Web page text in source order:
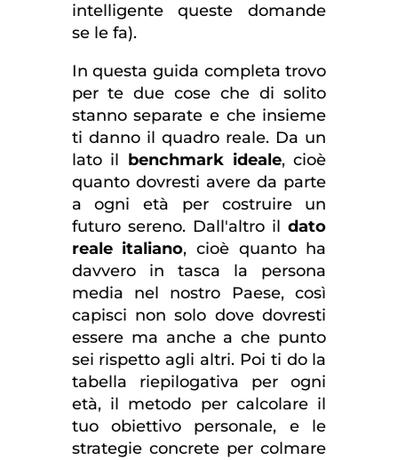
intelligente queste domande
se le fa).
In questa guida completa trovo
per te due cose che di solito
stanno separate e che insieme
ti danno il quadro reale. Da un
lato il benchmark ideale, cioè
quanto dovresti avere da parte
a ogni età per costruire un
futuro sereno. Dall'altro ildato
reale italiano, cioè quanto ha
davvero in tasca la persona
media nel nostro Paese, così
capisci non solo dove dovresti
essere ma anche a che punto
sei rispetto agli altri. Poi ti do la
tabella riepilogativa per ogni
età, il metodo per calcolare il
tuo obiettivo personale, e le
strategie concrete per colmare